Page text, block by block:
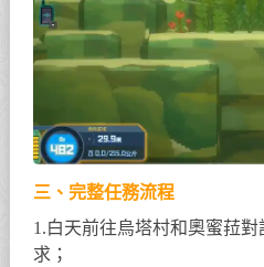
三、完整任務流程
1.白天前往烏塔村和奧蜜菈
求；